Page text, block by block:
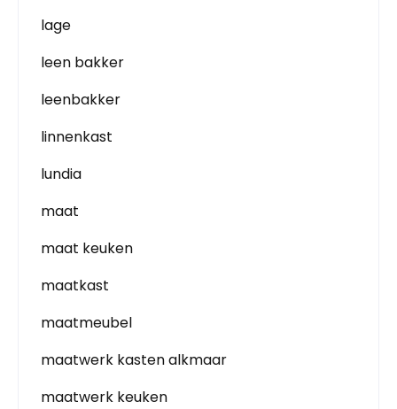
lage
leen bakker
leenbakker
linnenkast
lundia
maat
maat keuken
maatkast
maatmeubel
maatwerk kasten alkmaar
maatwerk keuken